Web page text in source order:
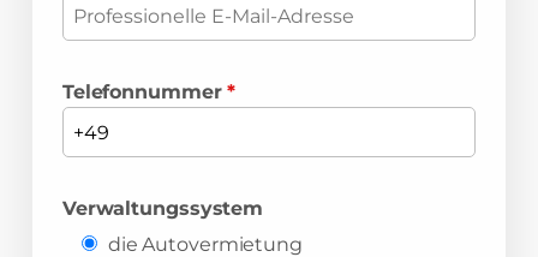
Telefonnummer*
Verwaltungssystem
die Autovermietung